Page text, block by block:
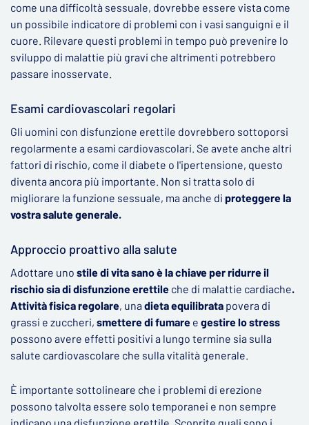
come una difficoltà sessuale, dovrebbe essere vista come
un possibile indicatore di problemi con i vasi sanguigni e il
cuore. Rilevare questi problemi in tempo può prevenire lo
sviluppo di malattie più gravi che altrimenti potrebbero
passare inosservate.
Esami cardiovascolari regolari
Gli uomini con disfunzione erettile dovrebbero sottoporsi
regolarmente a esami cardiovascolari. Se avete anche altri
fattori di rischio, come il diabete o l'ipertensione, questo
diventa ancora più importante. Non si tratta solo di
migliorare la funzione sessuale, ma anche di proteggere la
vostra salute generale.
Approccio proattivo alla salute
Adottare uno stile di vita sano è la chiave per ridurre il
rischio sia di disfunzione erettile che di malattie cardiache.
Attività fisica regolare, una dieta equilibrata povera di
grassi e zuccheri, smettere di fumare e gestire lo stress
possono avere effetti positivi a lungo termine sia sulla
salute cardiovascolare che sulla vitalità generale.
È importante sottolineare che i problemi di erezione
possono talvolta essere solo temporanei e non sempre